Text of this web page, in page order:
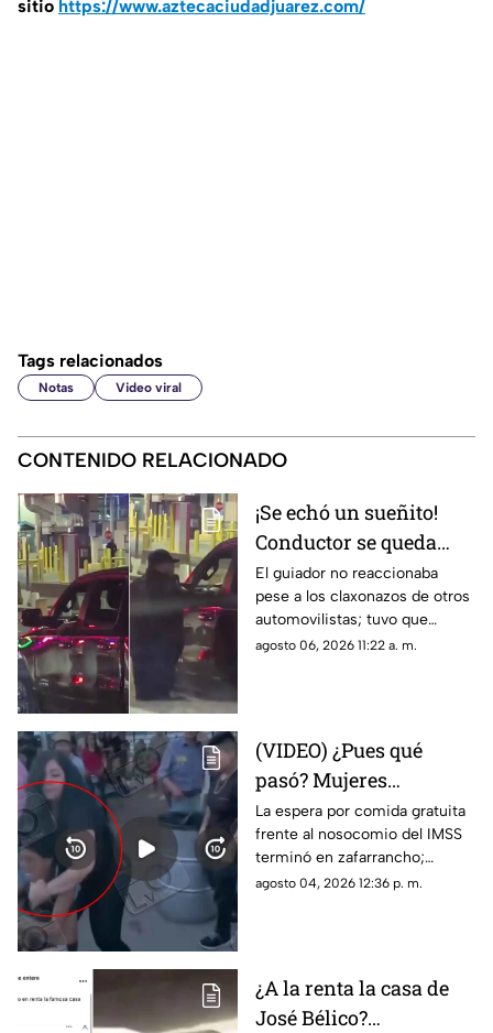
sitio https://www.aztecaciudadjuarez.com/
Tags relacionados
Notas Video viral
CONTENIDO RELACIONADO
¡Se echó un sueñito!
Conductor se queda
dormido en la fila del
puente libre y se
viraliza en Ciudad
Juárez
El guiador no reaccionaba
pese a los claxonazos de otros
automovilistas; tuvo que
intervenir un agente de CBP
agosto 06, 2026 11:22 a. m.
(VIDEO) ¿Pues qué
pasó? Mujeres
protagonizan peculiar
riña con jalones de
cabello en fila de
burritos y desatan
La espera por comida gratuita
frente al nosocomio del IMSS
terminó en zafarrancho;
testigos tuvieron que
agosto 04, 2026 12:36 p. m.
¿A la renta la casa de
José Bélico?